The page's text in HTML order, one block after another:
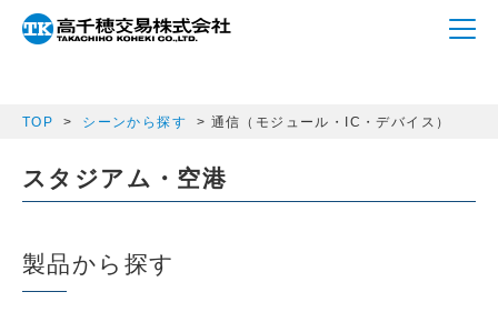
array(1) { ["semicon_category"]=> string(13)
"communication" }
TOP シーンから探す 通信（モジュール・IC・デバイス）
スタジアム・空港
製品から探す